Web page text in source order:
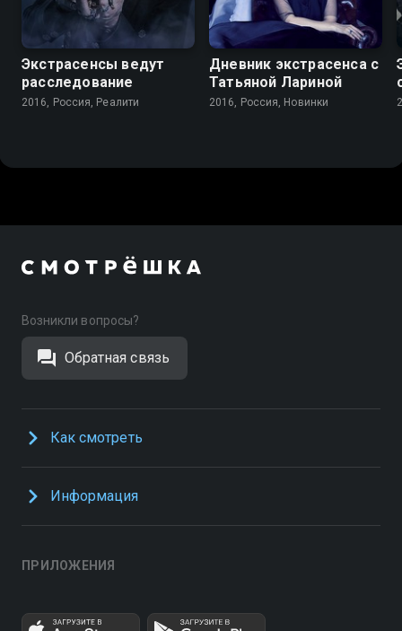
Экстрасенсы ведут
расследование
2016, Россия, Реалити
Дневник экстрасенса с
Татьяной Лариной
2016, Россия, Новинки
Возникли вопросы?
Обратная связь
Как смотреть
Информация
ПРИЛОЖЕНИЯ